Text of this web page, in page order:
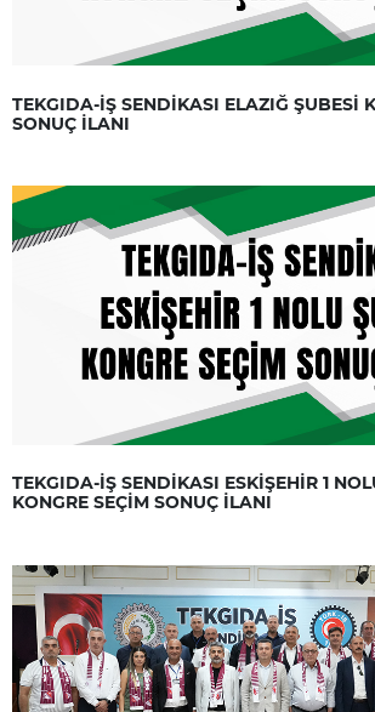
TEKGIDA-İŞ SENDİKASI ELAZIĞ ŞUBESİ
SONUÇ İLANI
TEKGIDA-İŞ SENDİKASI ESKİŞEHİR 1
KONGRE SEÇİM SONUÇ İLANI